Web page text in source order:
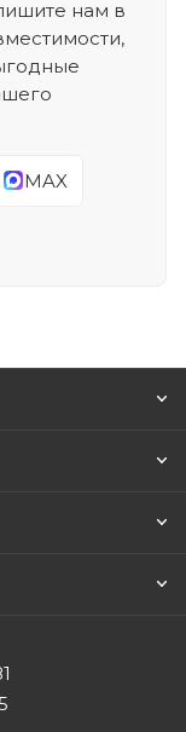
нам в
MAX